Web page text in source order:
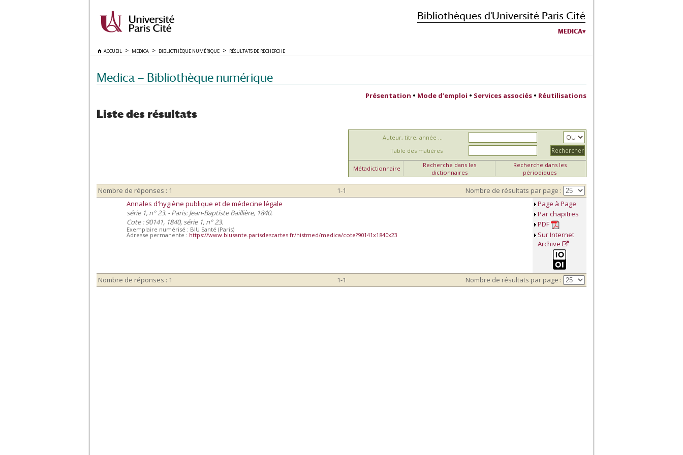
Bibliothèques d'Université Paris Cité
MEDICA
ACCUEIL MEDICA BIBLIOTHÈQUE NUMÉRIQUE RÉSULTATS DE RECHERCHE
Medica — Bibliothèque numérique
Présentation • Mode d’emploi • Services associés • Réutilisations
Liste des résultats
Auteur, titre, année ...
Table des matières
Métadictionnaire
Recherche dans les
dictionnaires
Recherche dans les
périodiques
Nombre de réponses : 1 1-1
Nombre de résultats par page :
Annales d'hygiène publique et de médecine légale
série 1, n° 23. - Paris: Jean-Baptiste Baillière, 1840.
Cote : 90141, 1840, série 1, n° 23.
Exemplaire numérisé : BIU Santé (Paris)
Adresse permanente : https://www.biusante.parisdescartes.fr/histmed/medica/cote?90141x1840x23
Page à Page
Par chapitres
PDF
Sur Internet
Archive
Nombre de réponses : 1 1-1 Nombre de résultats par page :